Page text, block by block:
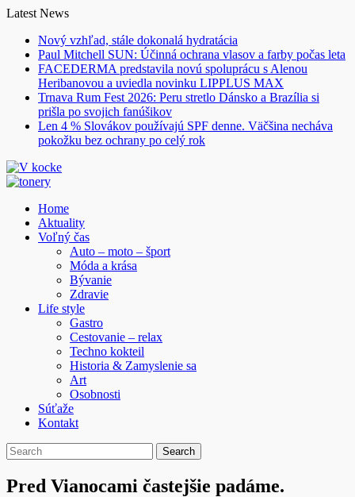
Skip
content
Latest News
Nový vzhľad, stále dokonalá hydratácia
Paul Mitchell SUN: Účinná ochrana vlasov a farby počas leta
FACEDERMA predstavila novú spoluprácu s Alenou
Heribanovou a uviedla novinku LIPPLUS MAX
Trnava Rum Fest 2026: Peru stretlo Dánsko a Brazília si
prišla po svojich fanúšikov
Len 4 % Slovákov používajú SPF denne. Väčšina necháva
pokožku bez ochrany po celý rok
Home
Aktuality
Voľný čas
Auto – moto – šport
Móda a krása
Bývanie
Zdravie
Life style
Gastro
Cestovanie – relax
Techno kokteil
Historia & Zamyslenie sa
Art
Osobnosti
Súťaže
Kontakt
Pred Vianocami častejšie padáme.